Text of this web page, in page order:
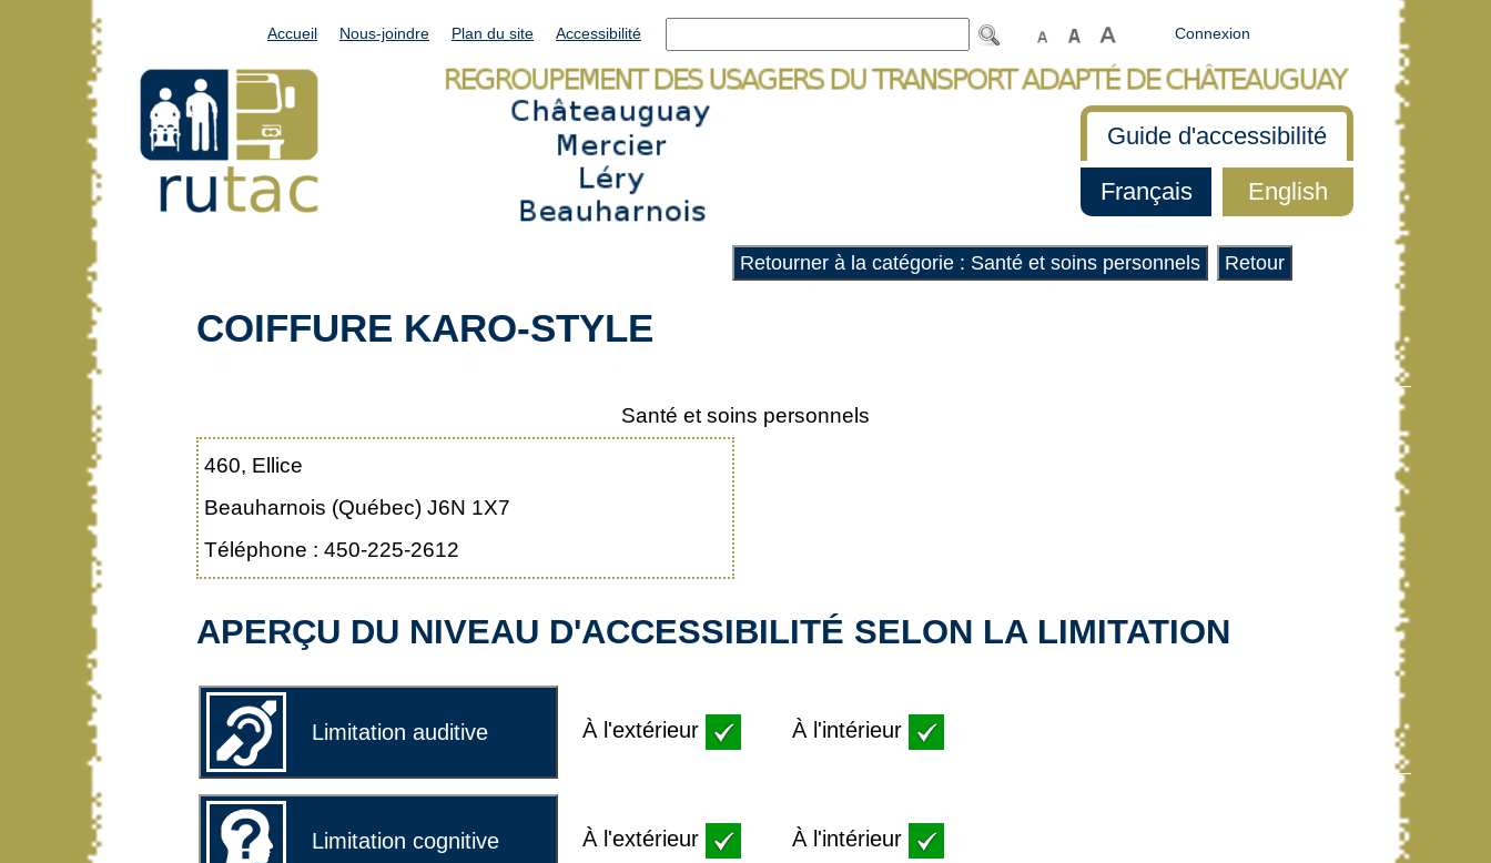
Accueil Nous-joindre Plan du site Accessibilité Connexion
Guide d'accessibilité
Français
English
Retourner à la catégorie : Santé et soins personnels Retour
COIFFURE KARO-STYLE
Santé et soins personnels
460, Ellice
Beauharnois (Québec) J6N 1X7
Téléphone : 450-225-2612
APERÇU DU NIVEAU D'ACCESSIBILITÉ SELON LA LIMITATION
Limitation auditive À l'extérieur À l'intérieur
Limitation cognitive À l'extérieur À l'intérieur